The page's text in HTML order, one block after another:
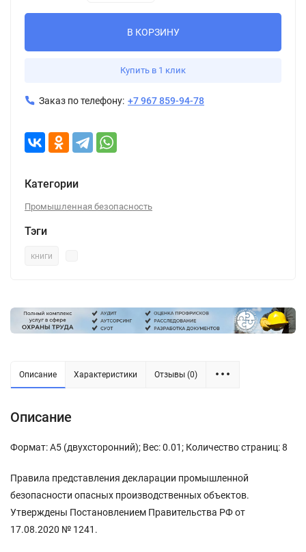
В КОРЗИНУ
Купить в 1 клик
Заказ по телефону: +7 967 859-94-78
Категории
Промышленная безопасность
Тэги
книги
Описание Характеристики Отзывы (0)
Описание
Формат: А5 (двухсторонний); Вес: 0.01; Количество страниц: 8
Правила представления декларации промышленной
безопасности опасных производственных объектов.
Утверждены Постановлением Правительства РФ от
17.08.2020 № 1241.